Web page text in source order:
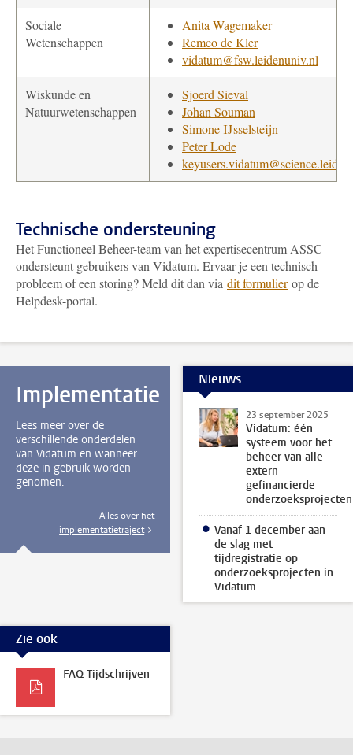
Sociale
Wetenschappen
Anita Wagemaker
Remco de Kler
vidatum@fsw.leidenuniv.nl
Wiskunde en
Natuurwetenschappen
Sjoerd Sieval
Johan Souman
Simone IJsselsteijn
Peter Lode
Technische ondersteuning
Het Functioneel Beheer-team van het expertisecentrum ASSC
ondersteunt gebruikers van Vidatum. Ervaar je een technisch
probleem of een storing? Meld dit dan via dit formulierop de
Helpdesk-portal.
Implementatie
Lees meer over de
verschillende onderdelen
van Vidatum en wanneer
deze in gebruik worden
genomen.
Alles over het
implementatietraject
Nieuws
23 september 2025
Vidatum: één
systeem voor het
beheer van alle
extern
gefinancierde
onderzoeksprojecten
Vanaf 1 december aan
de slag met
tijdregistratie op
onderzoeksprojecten in
Vidatum
Zie ook
FAQ Tijdschrijven